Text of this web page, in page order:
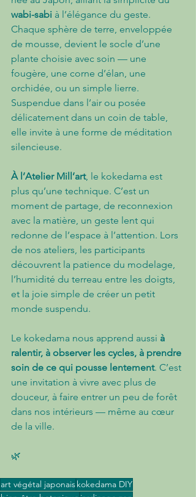
wabi-sabi à l’élégance du geste.
Chaque sphère de terre, enveloppée
de mousse, devient le socle d’une
plante choisie avec soin — une
fougère, une corne d’élan, une
orchidée, ou un simple lierre.
Suspendue dans l’air ou posée
délicatement dans un coin de table,
elle invite à une forme de méditation
silencieuse.
À l’Atelier Mill’art, le kokedama est
plus qu’une technique. C’est un
moment de partage, de reconnexion
avec la matière, un geste lent qui
redonne de l’espace à l’attention. Lors
de nos ateliers, les participants
découvrent la patience du modelage,
l’humidité du terreau entre les doigts,
et la joie simple de créer un petit
monde suspendu.
Le kokedama nous apprend aussi à
ralentir, à observer les cycles, à prendre
soin de ce qui pousse lentement. C’est
une invitation à vivre avec plus de
douceur, à faire entrer un peu de forêt
dans nos intérieurs — même au cœur
de la ville.
🌿
art végétal japonaiskokedama DIY